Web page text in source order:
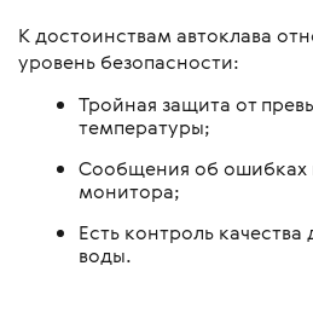
К достоинствам автоклава
уровень безопасности:
Тройная защита от
температуры;
Сообщения об ошибках
монитора;
Есть контроль
воды.